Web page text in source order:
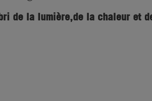
de la lumière,de la chaleur et